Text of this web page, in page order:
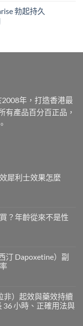
勃起持久
年，打造香港最
有產品百分百正品，
犀利士效果怎麼
？年齡從來不是性
汀 Dapoxetine）副
非）起效與藥效持續
36 小時、正確用法與